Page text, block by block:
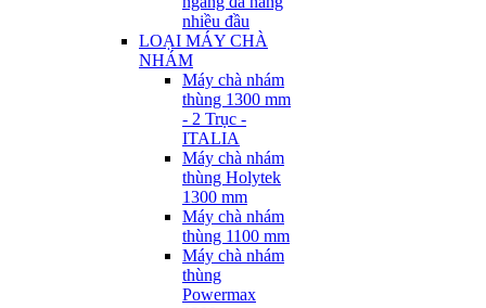
nhiều đầu
LOẠI MÁY CHÀ
NHÁM
Máy chà nhám
thùng 1300 mm
- 2 Trục -
ITALIA
Máy chà nhám
thùng Holytek
1300 mm
Máy chà nhám
thùng 1100 mm
Máy chà nhám
thùng
Powermax